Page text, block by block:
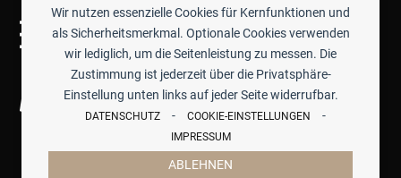
Wir nutzen essenzielle Cookies für Kernfunktionen und
als Sicherheitsmerkmal. Optionale Cookies verwenden
wir lediglich, um die Seitenleistung zu messen. Die
Zustimmung ist jederzeit über die Privatsphäre-
Einstellung unten links auf jeder Seite widerrufbar.
DATENSCHUTZ - COOKIE-EINSTELLUNGEN -
IMPRESSUM
ABLEHNEN